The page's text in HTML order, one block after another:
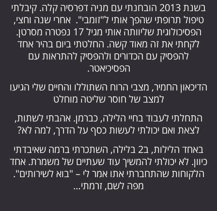
בשנת 2013 הובחנתי עם מניה דפרסיה קלה. קיבלתי
טיפול תרופתי שהפך אותי ל"זומבי". אחרי שנה וחצי,
הפסיכולוגית שליוותה אותי מגיל 17 נפטרה מסרטן.
לקחתי את זה מאוד קשה. החלטתי ביום בהיר אחד
להפסיק עם הכדורים ולהפסיק להתראות עם
הפסיכיאטר.
הדיכאון החמיר, מצבי הרוח השתוללו והחיים שלי הגיעו
למצב של חוסר שליטה מוחלט
התחלתי לעבוד בחיי הלילה, כברמן. אהבתי לשתות,
לצאת ואם יכולתי לעשות כסף על הדרך, למה לא?
באחד הלילות, ב2 בלילה, השתכרתי ברמה שאיבדתי
כיוון. לא יכולתי להמשיך עוד שעתיים של משמרת. אחד
הלקוחות שהתחברתי אתו אמר לי – "בוא לשירותים".
מפה לשם, זרמתי…